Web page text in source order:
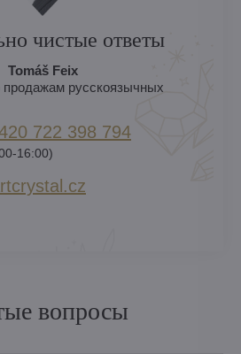
чистые ответы
Tomáš Feix
русскоязычных
722 398 794​
16:00)
вопросы